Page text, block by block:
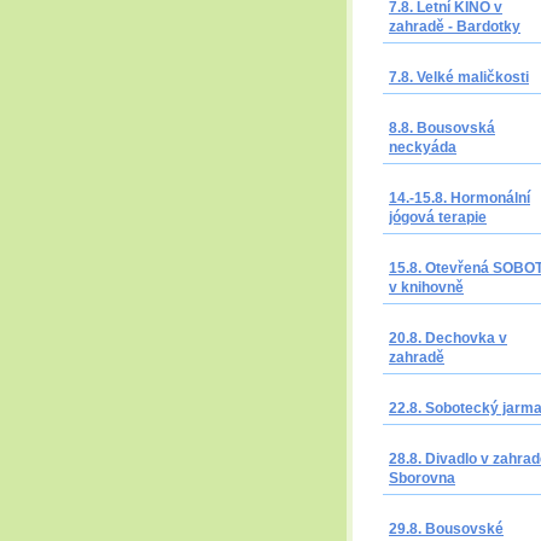
7.8. Letní KINO v
zahradě - Bardotky
7.8. Velké maličkosti
8.8. Bousovská
neckyáda
14.-15.8. Hormonální
jógová terapie
15.8. Otevřená
v knihovně
20.8. Dechovka v
zahradě
22.8. Sobotecký
28.8. Divadlo v
Sborovna
29.8. Bousovské